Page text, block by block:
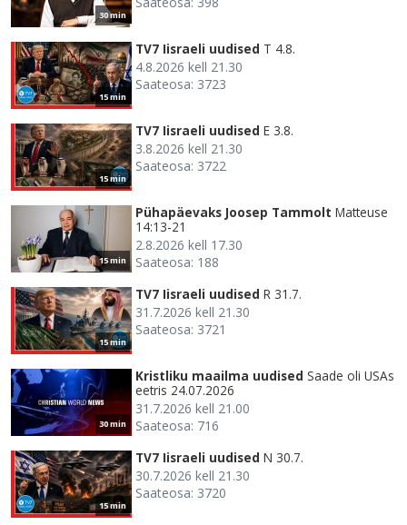
30 min
15 min
TV7 Iisraeli uudised T 4.8.
4.8.2026 kell 21.30
Saateosa: 3723
15 min
TV7 Iisraeli uudised E 3.8.
3.8.2026 kell 21.30
Saateosa: 3722
15 min
Pühapäevaks Joosep Tammolt Matteuse
14:13-21
2.8.2026 kell 17.30
Saateosa: 188
15 min
TV7 Iisraeli uudised R 31.7.
31.7.2026 kell 21.30
Saateosa: 3721
30 min
Kristliku maailma uudised Saade oli USAs
eetris 24.07.2026
31.7.2026 kell 21.00
Saateosa: 716
15 min
TV7 Iisraeli uudised N 30.7.
30.7.2026 kell 21.30
Saateosa: 3720